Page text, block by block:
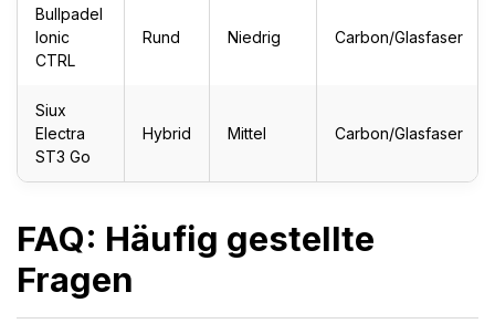
Bullpadel
Ionic
CTRL
Rund Niedrig Carbon/Glasfaser
Siux
Electra
ST3 Go
Hybrid Mittel Carbon/Glasfaser
FAQ: Häufig gestellte
Fragen